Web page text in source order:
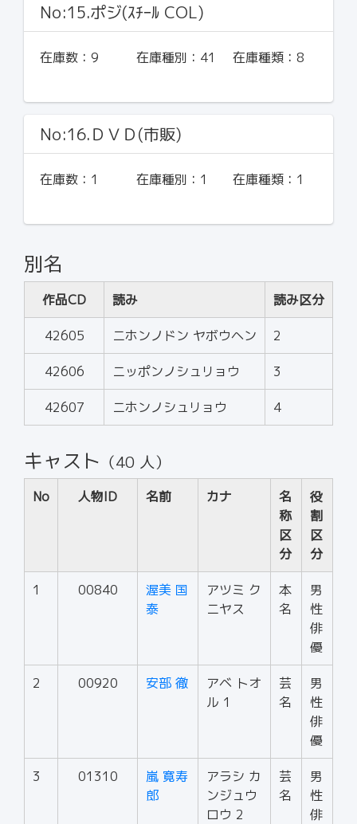
No:15.ポジ(ｽﾁｰﾙ COL)
在庫数： 9 在庫種別： 41 在庫種類： 8
No:16.ＤＶＤ(市販)
在庫数： 1 在庫種別： 1 在庫種類： 1
別名
作品CD 読み 読み区分
42605 ニホンノドン ヤボウヘン 2
42606 ニッポンノシュリョウ 3
42607 ニホンノシュリョウ 4
キャスト （40 人）
No 人物ID 名前 カナ
名
称
区
分
役
割
区
分
1 00840
渥美 国
泰
アツミ ク
ニヤス
本
名
男
性
俳
優
2 00920 安部 徹
アベ トオ
ル 1
芸
名
男
性
俳
優
3 01310
嵐 寛寿
郎
アラシ カ
ンジュウ
ロウ 2
芸
名
男
性
俳